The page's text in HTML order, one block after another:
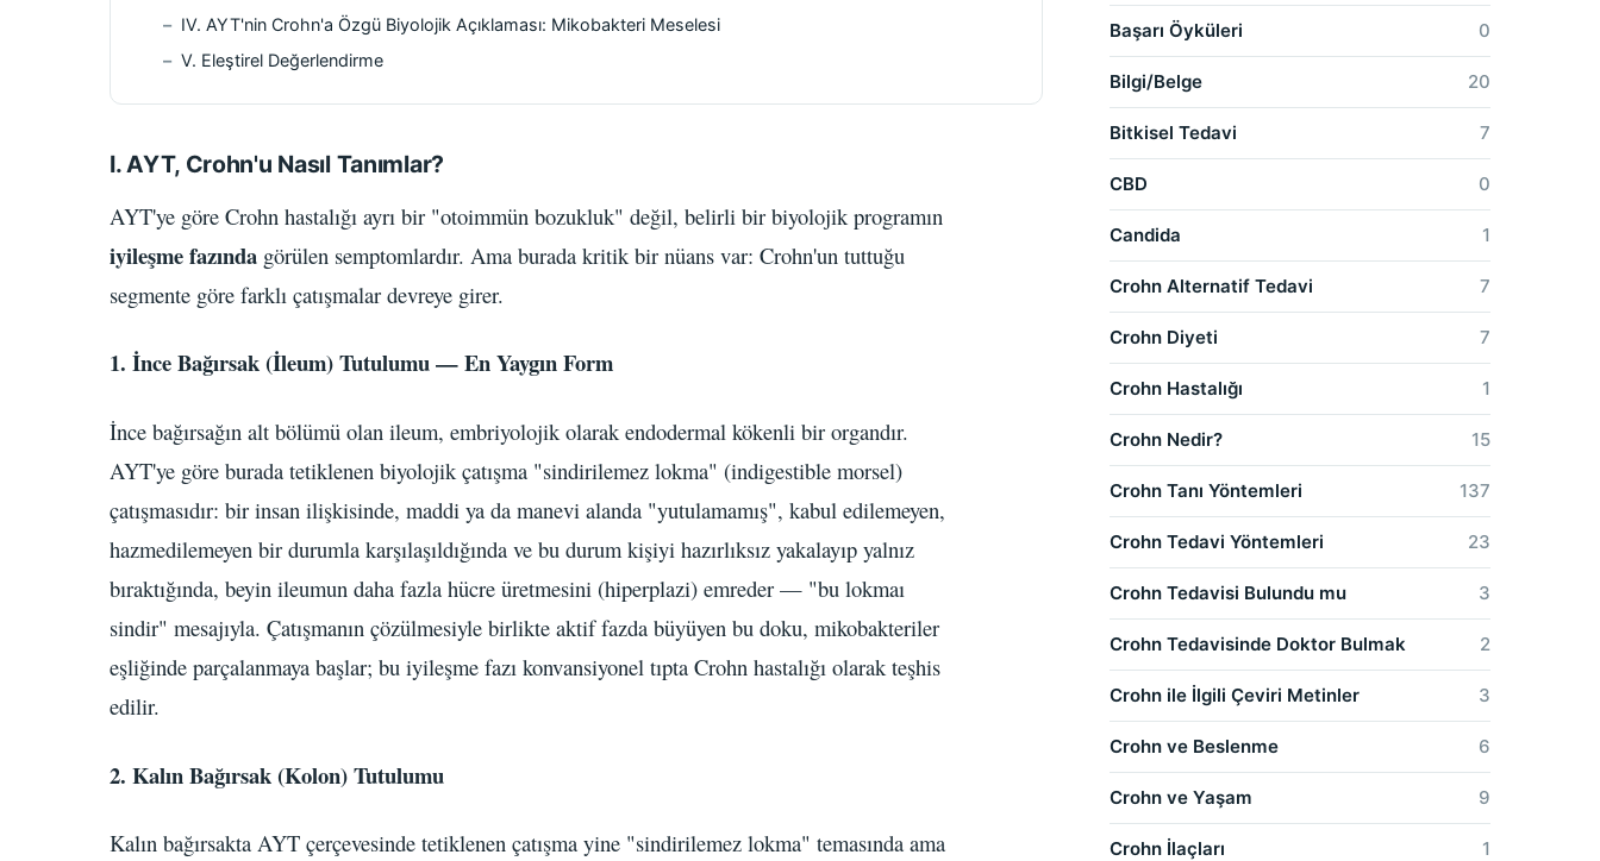
IV. AYT'nin Crohn'a Özgü Biyolojik Açıklaması: Mikobakteri Meselesi
V. Eleştirel Değerlendirme
I. AYT, Crohn'u Nasıl Tanımlar?
AYT'ye göre Crohn hastalığı ayrı bir "otoimmün bozukluk" değil, belirli bir biyolojik programın
iyileşme fazında görülen semptomlardır. Ama burada kritik bir nüans var: Crohn'un tuttuğu
segmente göre farklı çatışmalar devreye girer.
1. İnce Bağırsak (İleum) Tutulumu — En Yaygın Form
İnce bağırsağın alt bölümü olan ileum, embriyolojik olarak endodermal kökenli bir organdır.
AYT'ye göre burada tetiklenen biyolojik çatışma "sindirilemez lokma" (indigestible morsel)
çatışmasıdır: bir insan ilişkisinde, maddi ya da manevi alanda "yutulamamış", kabul edilemeyen,
hazmedilemeyen bir durumla karşılaşıldığında ve bu durum kişiyi hazırlıksız yakalayıp yalnız
bıraktığında, beyin ileumun daha fazla hücre üretmesini (hiperplazi) emreder — "bu lokmaı
sindir" mesajıyla. Çatışmanın çözülmesiyle birlikte aktif fazda büyüyen bu doku, mikobakteriler
eşliğinde parçalanmaya başlar; bu iyileşme fazı konvansiyonel tıpta Crohn hastalığı olarak teşhis
edilir.
2. Kalın Bağırsak (Kolon) Tutulumu
Kalın bağırsakta AYT çerçevesinde tetiklenen çatışma yine "sindirilemez lokma" temasında ama
Başarı Öyküleri 0
Bilgi/Belge 20
Bitkisel Tedavi 7
CBD 0
Candida 1
Crohn Alternatif Tedavi 7
Crohn Diyeti 7
Crohn Hastalığı 1
Crohn Nedir? 15
Crohn Tanı Yöntemleri 137
Crohn Tedavi Yöntemleri 23
Crohn Tedavisi Bulundu mu 3
Crohn Tedavisinde Doktor Bulmak 2
Crohn ile İlgili Çeviri Metinler 3
Crohn ve Beslenme 6
Crohn ve Yaşam 9
Crohn İlaçları 1